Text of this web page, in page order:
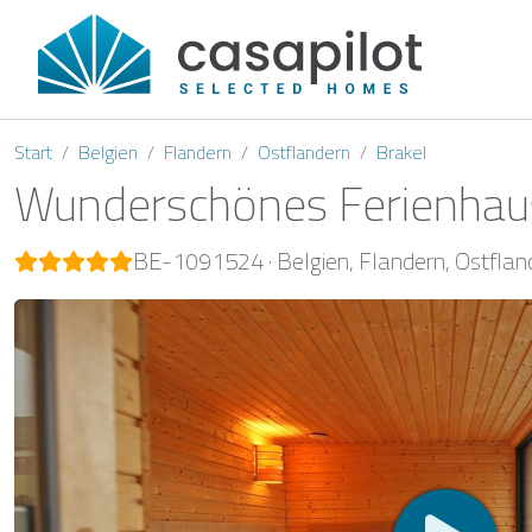
Start Belgien Flandern Ostflandern Brakel
Wunderschönes
BE-1091524 Belgien Flandern